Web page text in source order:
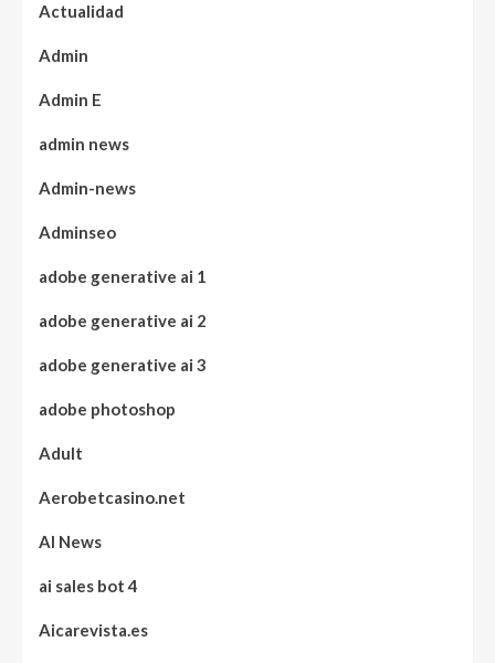
Actualidad
Admin
Admin E
admin news
Admin-news
Adminseo
adobe generative ai 1
adobe generative ai 2
adobe generative ai 3
adobe photoshop
Adult
Aerobetcasino.net
AI News
ai sales bot 4
Aicarevista.es